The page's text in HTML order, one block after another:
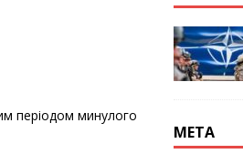
періодом минулого
МЕТА